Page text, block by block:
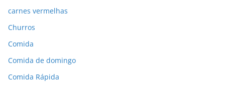
carnes vermelhas
Churros
Comida
Comida de domingo
Comida Rápida